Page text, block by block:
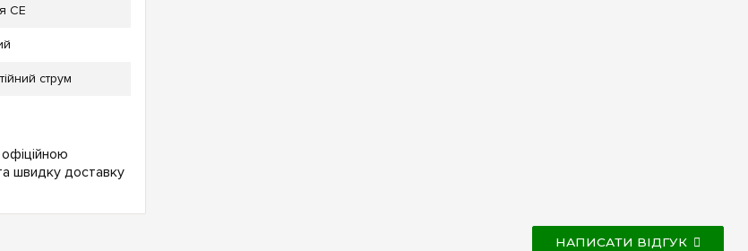
CE
струм
швидку доставку
НАПИСАТИ ВІДГУК